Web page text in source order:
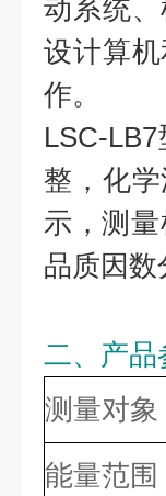
动系统
设计算
作。
LSC-LB7
整，化
示，测
品质因
二、产品
测量对象
能量范围